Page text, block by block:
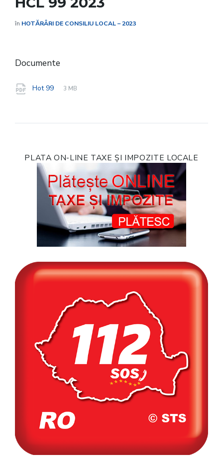
în HOTĂRÂRI DE CONSILIU LOCAL – 2023
Documente
Hot 99
File
pdf
File
3 MB
PLATA ON-LINE TAXE ȘI IMPOZITE LOCALE